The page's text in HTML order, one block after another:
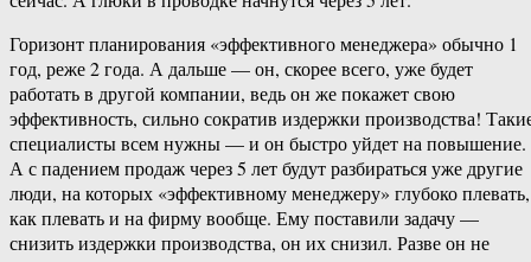
Горизонт планирования «эффективного менеджера» обычно 1
год, реже 2 года. А дальше — он, скорее всего, уже будет
работать в другой компании, ведь он же покажет свою
эффективность, сильно сократив издержки производства!
специалисты всем нужны — и он быстро уйдет на повышение.
А с падением продаж через 5 лет будут разбираться уже другие
люди, на которых «эффективному менеджеру» глубоко плевать,
как плевать и на фирму вообще. Ему поставили задачу —
снизить издержки производства, он их снизил. Разве он не